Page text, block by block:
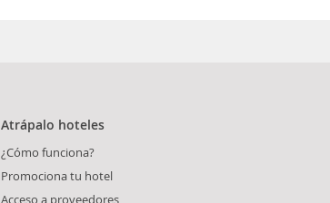
Atrápalo hoteles
¿Cómo funciona?
Promociona tu hotel
Acceso a proveedores